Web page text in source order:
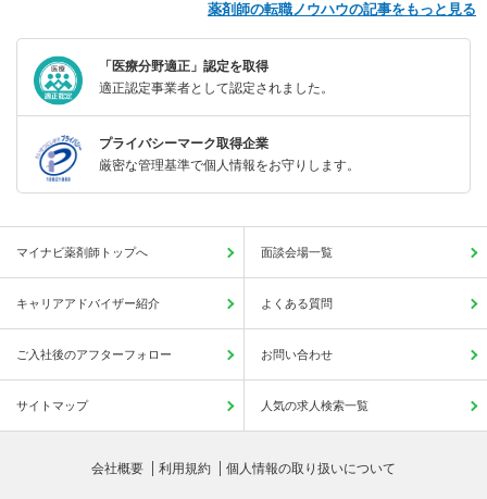
薬剤師の転職ノウハウの記事をもっと見る
「医療分野適正」認定を取得
適正認定事業者として認定されました。
プライバシーマーク取得企業
厳密な管理基準で個人情報をお守りします。
マイナビ薬剤師トップへ 面談会場一覧
キャリアアドバイザー紹介 よくある質問
ご入社後のアフターフォロー お問い合わせ
サイトマップ 人気の求人検索一覧
会社概要 利用規約 個人情報の取り扱いについて